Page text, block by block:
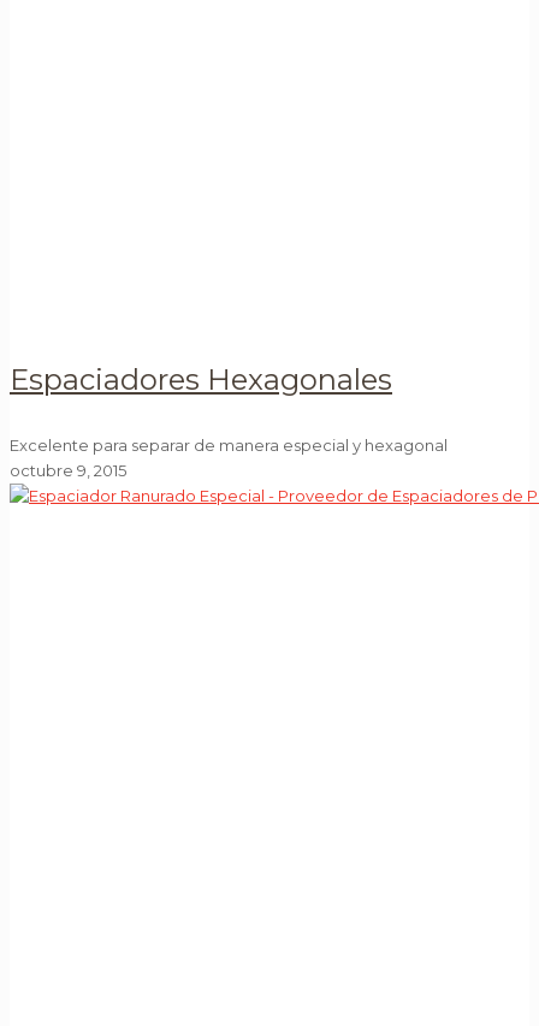
Espaciadores Hexagonales
Excelente para separar de manera especial y hexagonal
octubre 9, 2015